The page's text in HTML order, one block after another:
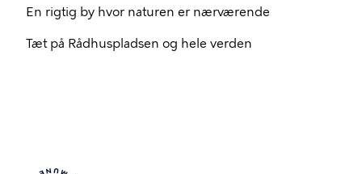
En rigtig by hvor naturen er nærværende
Tæt på Rådhuspladsen og hele verden